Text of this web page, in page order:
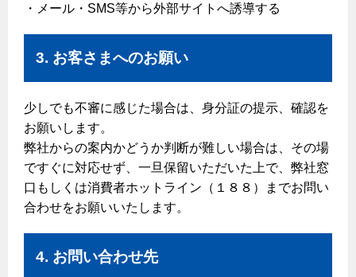
ガス設備安全点検について
各種手続き
お引越しのときには
ガス使用開始のご案内
ガス使用停止のご案内
インターネット受付
・メール・SMS等から外部サイトへ誘導する
3. お客さまへのお願い
少しでも不審に感じた場合は、身分証の提示、確認を
お願いします。
弊社からの案内かどうか判断が難しい場合は、その場
ですぐに対応せず、一旦保留いただいた上で、弊社窓
口もしくは消費者ホットライン（１８８）までお問い
合わせをお願いいたします。
4. お問い合わせ先